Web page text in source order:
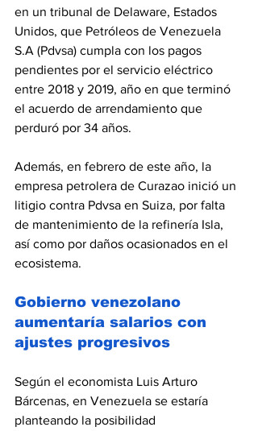
en un tribunal de Delaware, Estados
Unidos, que Petróleos de Venezuela
S.A (Pdvsa) cumpla con los pagos
pendientes por el servicio eléctrico
entre 2018 y 2019, año en que terminó
el acuerdo de arrendamiento que
perduró por 34 años.
Además, en febrero de este año, la
empresa petrolera de Curazao inició un
litigio contra Pdvsa en Suiza, por falta
de mantenimiento de la refinería Isla,
así como por daños ocasionados en el
ecosistema.
Gobierno venezolano
aumentaría salarios con
ajustes progresivos
Según el economista Luis Arturo
Bárcenas, en Venezuela se estaría
planteando la posibilidad